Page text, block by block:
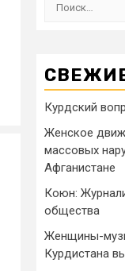
Курдский
Женское
массовых
Афганистане
Коюн:
общества
Женщины-
Курдистана